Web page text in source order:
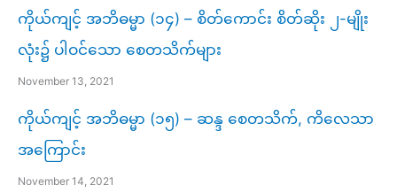
ကိုယ်ကျင့် အဘိဓမ္မာ (၁၄) – စိတ်ကောင်း စိတ်ဆိုး ၂-မျိုး
လုံး၌ ပါဝင်သော စေတသိက်များ
November 13, 2021
ကိုယ်ကျင့် အဘိဓမ္မာ (၁၅) – ဆန္ဒ စေတသိက်, ကိလေသာ
အကြောင်း
November 14, 2021